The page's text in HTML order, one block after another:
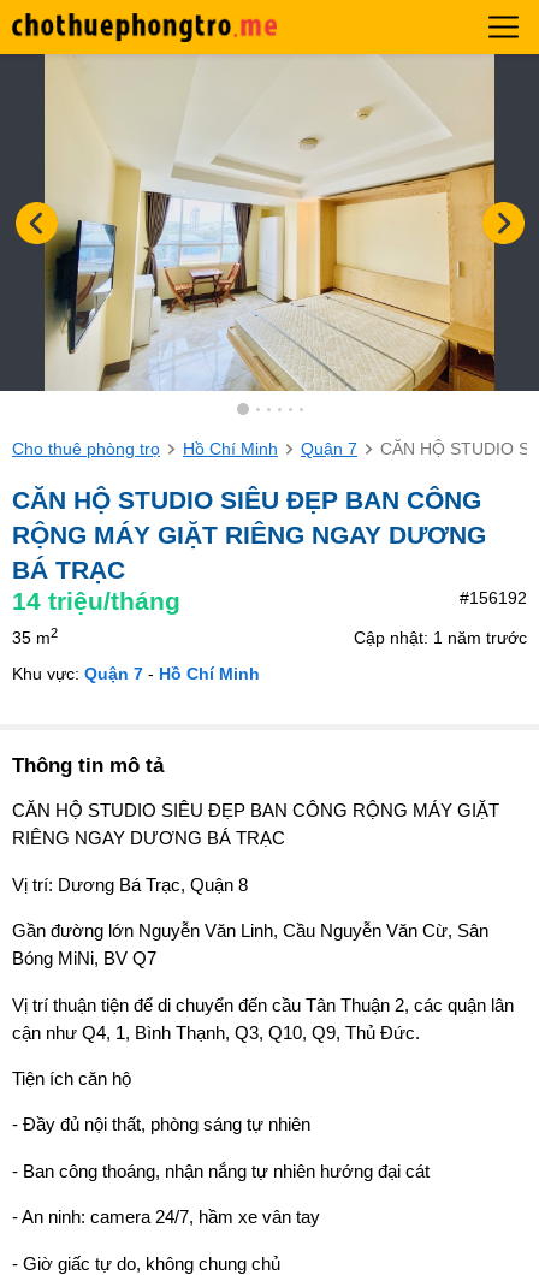
Cho thuê phòng trọ Hồ Chí Minh Quận 7 CĂN HỘ STUDIO
CĂN HỘ STUDIO SIÊU ĐẸP BAN CÔNG
RỘNG MÁY GIẶT RIÊNG NGAY DƯƠNG
BÁ TRẠC
14 triệu/tháng #156192
35 m2
Cập nhật: 1 năm trước
Khu vực: Quận 7 - Hồ Chí Minh
Thông tin mô tả
CĂN HỘ STUDIO SIÊU ĐẸP BAN CÔNG RỘNG MÁY GIẶT
RIÊNG NGAY DƯƠNG BÁ TRẠC
Vị trí: Dương Bá Trạc, Quận 8
Gần đường lớn Nguyễn Văn Linh, Cầu Nguyễn Văn Cừ, Sân
Bóng MiNi, BV Q7
Vị trí thuận tiện để di chuyển đến cầu Tân Thuận 2, các quận lân
cận như Q4, 1, Bình Thạnh, Q3, Q10, Q9, Thủ Đức.
Tiện ích căn hộ
- Đầy đủ nội thất, phòng sáng tự nhiên
- Ban công thoáng, nhận nắng tự nhiên hướng đại cát
- An ninh: camera 24/7, hầm xe vân tay
- Giờ giấc tự do, không chung chủ